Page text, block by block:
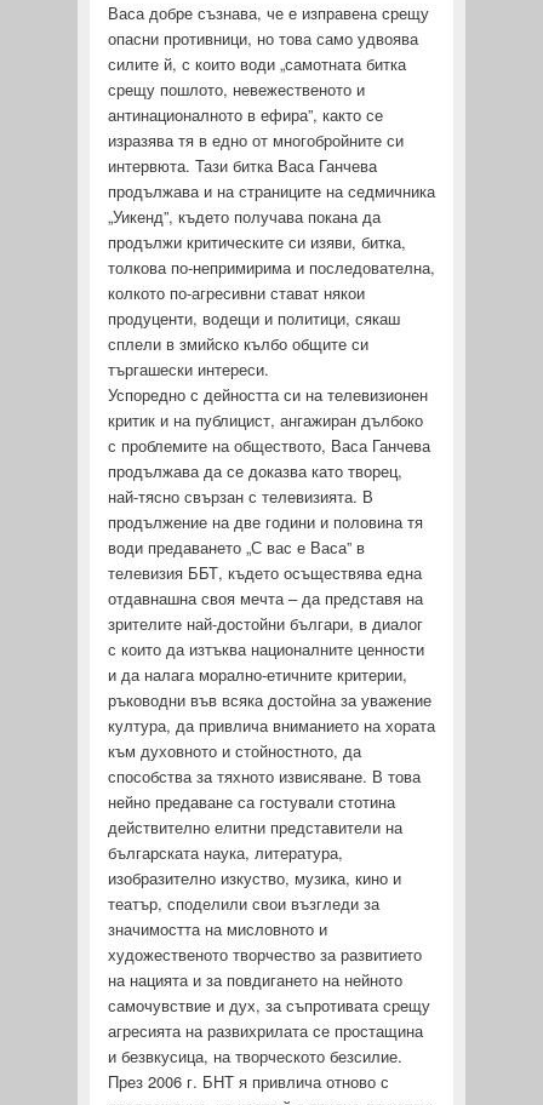
Васа добре съзнава, че е изправена срещу
опасни противници, но това само удвоява
силите й, с които води „самотната битка
срещу пошлото, невежественото и
антинационалното в ефира”, както се
изразява тя в едно от многобройните си
интервюта. Тази битка Васа Ганчева
продължава и на страниците на седмичника
„Уикенд”, където получава покана да
продължи критическите си изяви, битка,
толкова по-непримирима и последователна,
колкото по-агресивни стават някои
продуценти, водещи и политици, сякаш
сплели в змийско кълбо общите си
търгашески интереси.
Успоредно с дейността си на телевизионен
критик и на публицист, ангажиран дълбоко
с проблемите на обществото, Васа Ганчева
продължава да се доказва като творец,
най-тясно свързан с телевизията. В
продължение на две години и половина тя
води предаването „С вас е Васа” в
телевизия ББТ, където осъществява една
отдавнашна своя мечта – да представя на
зрителите най-достойни българи, в диалог
с които да изтъква националните ценности
и да налага морално-етичните критерии,
ръководни във всяка достойна за уважение
култура, да привлича вниманието на хората
към духовното и стойностното, да
способства за тяхното извисяване. В това
нейно предаване са гостували стотина
действително елитни представители на
българската наука, литература,
изобразително изкуство, музика, кино и
театър, споделили свои възгледи за
значимостта на мисловното и
художественото творчество за развитието
на нацията и за повдигането на нейното
самочувствие и дух, за съпротивата срещу
агресията на развихрилата се простащина
и безвкусица, на творческото безсилие.
През 2006 г. БНТ я привлича отново с